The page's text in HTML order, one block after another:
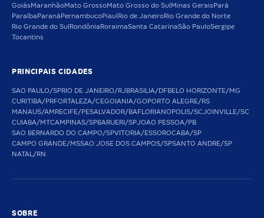
GoiásMaranhãoMato GrossoMato Grosso do Sul Minas Gerais Pará
Paraíba Paraná PernambucoPiauíRio de JaneiroRio Grande do Norte
Rio Grande do Sul Rondônia RoraimaSanta CatarinaSão PauloSergipe
Tocantins
PRINCIPAIS CIDADES
SAO PAULO/SPRIO DE JANEIRO/RJBRASILIA/DFBELO HORIZONTE/MG
CURITIBA/PRFORTALEZA/CEGOIANIA/GOPORTO ALEGRE/RS
MANAUS/AMRECIFE/PESALVADOR/BAFLORIANOPOLIS/SCJOINVILLE/SC
CUIABA/MTCAMPINAS/SPBARUERI/SPJOAO PESSOA/PB
SAO BERNARDO DO CAMPO/SPVITORIA/ESSOROCABA/SP
CAMPO GRANDE/MSSAO JOSE DOS CAMPOS/SPSANTO ANDRE/SP
NATAL/RN
SOBRE